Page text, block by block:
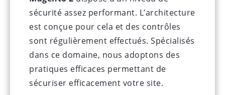
sécurité assez performant. L’architecture
est conçue pour cela et des contrôles
sont régulièrement effectués. Spécialisés
dans ce domaine, nous adoptons des
pratiques efficaces permettant de
sécuriser efficacement votre site.